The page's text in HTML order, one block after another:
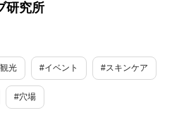
研究所
光 #イベント #スキンケア
#穴場